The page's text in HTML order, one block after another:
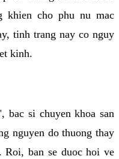
khien cho phu nu mac
tinh trang nay co nguy
kinh.
bac si chuyen khoa san
nguyen do thuong thay
Roi, ban se duoc hoi ve